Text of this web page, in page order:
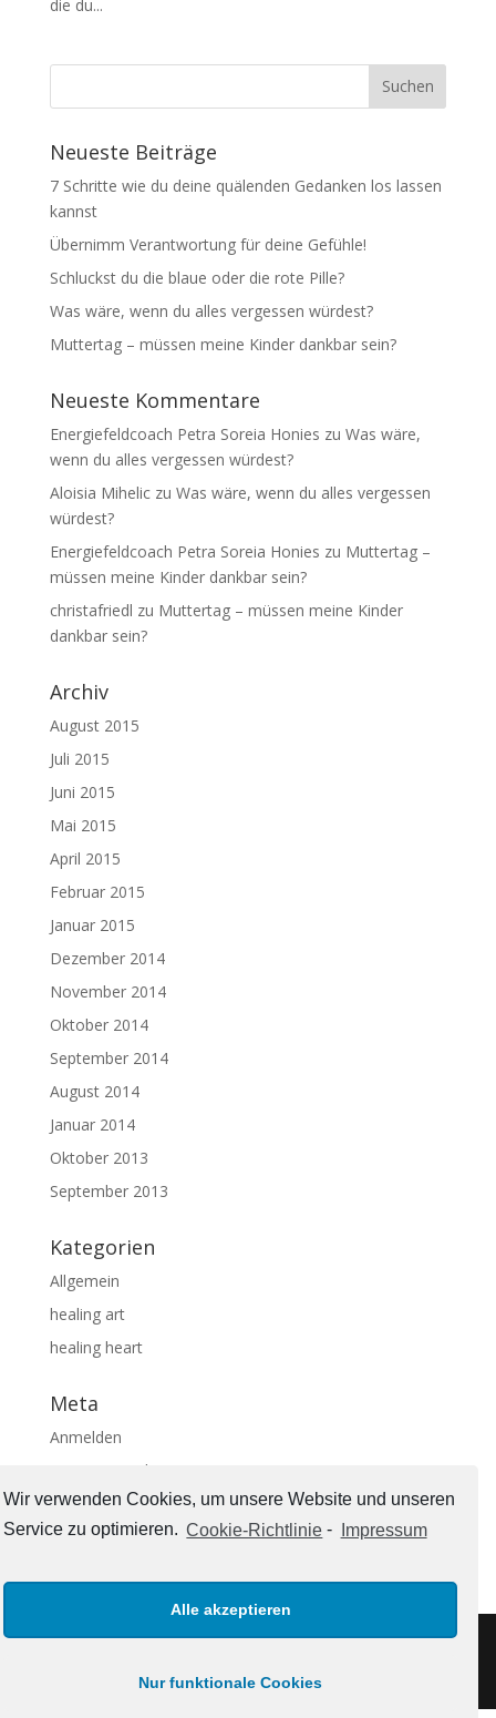
Wir verwenden Cookies, um unsere Website und unseren
Service zu optimieren. Cookie-Richtlinie - Impressum
Alle akzeptieren
Nur funktionale Cookies
die du...
Neueste Beiträge
7 Schritte wie du deine quälenden Gedanken los lassen
kannst
Übernimm Verantwortung für deine Gefühle!
Schluckst du die blaue oder die rote Pille?
Was wäre, wenn du alles vergessen würdest?
Muttertag – müssen meine Kinder dankbar sein?
Neueste Kommentare
Energiefeldcoach Petra Soreia Honies zu Was wäre,
wenn du alles vergessen würdest?
Aloisia Miheliczu Was wäre, wenn du alles vergessen
würdest?
Energiefeldcoach Petra Soreia Honies zu Muttertag –
müssen meine Kinder dankbar sein?
christafriedl zu Muttertag – müssen meine Kinder
dankbar sein?
Archiv
August 2015
Juli 2015
Juni 2015
Mai 2015
April 2015
Februar 2015
Januar 2015
Dezember 2014
November 2014
Oktober 2014
September 2014
August 2014
Januar 2014
Oktober 2013
September 2013
Kategorien
Allgemein
healing art
healing heart
Meta
Anmelden
Eintrags-Feed
Kommentar-Feed
WordPress.org
Impressum